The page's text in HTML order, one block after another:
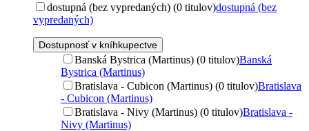
dostupná (bez vypredaných) (0 titulov)dostupná (bez
vypredaných)
Dostupnosť v kníhkupectve
Banská Bystrica (Martinus) (0 titulov)Banská
Bystrica (Martinus)
Bratislava - Cubicon (Martinus) (0 titulov)Bratislava
- Cubicon (Martinus)
Bratislava - Nivy (Martinus) (0 titulov)Bratislava -
Nivy (Martinus)